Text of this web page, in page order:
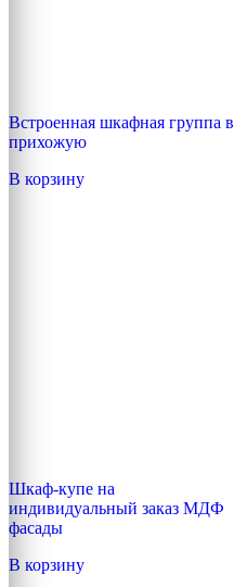
Встроенная шкафная группа в
прихожую
В корзину
Шкаф-купе на
индивидуальный заказ МДФ
фасады
В корзину